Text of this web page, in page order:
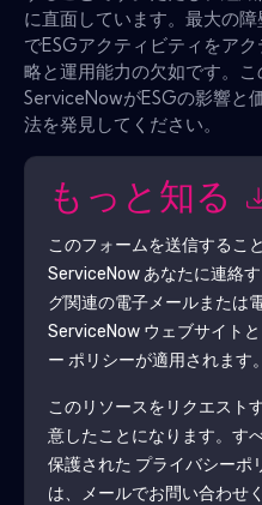
に直面しています。最大の
でESGアクティビティをア
略と運用能力の欠如です。こ
ServiceNowがESGの影響と
法を発見してください。
もっと知る
このフォームを送信するこ
ServiceNowあなたに連絡
グ関連の電子メールまたは
ServiceNowウェブサイト
ー ポリシーが適用されます。
このリソースをリクエスト
意したことになります。す
保護された プライバシーポ
は、メールでお問い合わせ